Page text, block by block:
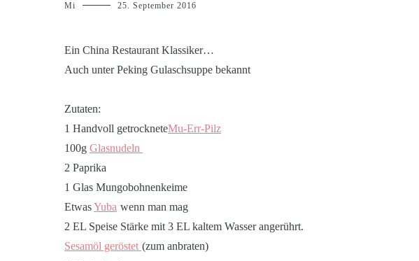
Mi 25. September 2016
Ein China Restaurant Klassiker…
Auch unter Peking Gulaschsuppe bekannt
Zutaten:
1 Handvoll getrockneteMu-Err-Pilz
100g Glasnudeln
2 Paprika
1 Glas Mungobohnenkeime
EtwasYuba wenn man mag
2 EL Speise Stärke mit 3 EL kaltem Wasser angerührt.
Sesamöl geröstet (zum anbraten)